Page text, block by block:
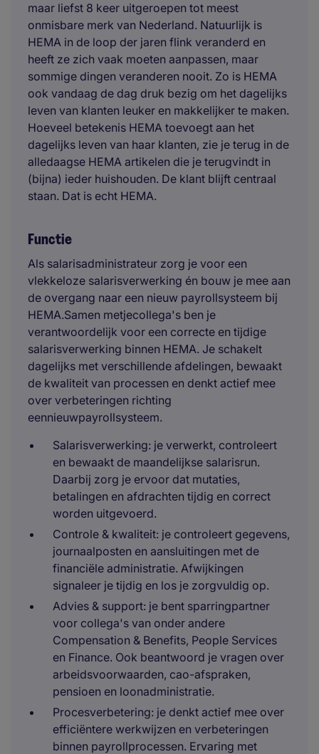
maar liefst 8 keer uitgeroepen tot meest
onmisbare merk van Nederland. Natuurlijk is
HEMA in de loop der jaren flink veranderd en
heeft ze zich vaak moeten aanpassen, maar
sommige dingen veranderen nooit. Zo is HEMA
ook vandaag de dag druk bezig om het dagelijks
leven van klanten leuker en makkelijker te maken.
Hoeveel betekenis HEMA toevoegt aan het
dagelijks leven van haar klanten, zie je terug in de
alledaagse HEMA artikelen die je terugvindt in
(bijna) ieder huishouden. De klant blijft centraal
staan. Dat is echt HEMA.
Functie
Als salarisadministrateur zorg je voor een
vlekkeloze salarisverwerking én bouw je mee aan
de overgang naar een nieuw payrollsysteem bij
HEMA.Samen metjecollega's ben je
verantwoordelijk voor een correcte en tijdige
salarisverwerking binnen HEMA. Je schakelt
dagelijks met verschillende afdelingen, bewaakt
de kwaliteit van processen en denkt actief mee
over verbeteringen richting
eennieuwpayrollsysteem.
Salarisverwerking: je verwerkt, controleert
en bewaakt de maandelijkse salarisrun.
Daarbij zorg je ervoor dat mutaties,
betalingen en afdrachten tijdig en correct
worden uitgevoerd.
Controle & kwaliteit: je controleert gegevens,
journaalposten en aansluitingen met de
financiële administratie. Afwijkingen
signaleer je tijdig en los je zorgvuldig op.
Advies & support: je bent sparringpartner
voor collega's van onder andere
Compensation & Benefits, People Services
en Finance. Ook beantwoord je vragen over
arbeidsvoorwaarden, cao-afspraken,
pensioen en loonadministratie.
Procesverbetering: je denkt actief mee over
efficiëntere werkwijzen en verbeteringen
binnen payrollprocessen. Ervaring met